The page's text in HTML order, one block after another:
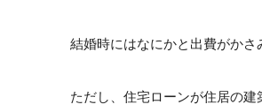
結婚時にはなにかと出費がかさ
ただし、住宅ローンが住居の